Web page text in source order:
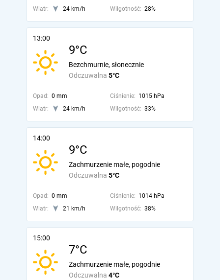
Wiatr:
24 km/h Wilgotność: 28%
13:00
9°C
Odczuwalna 5°C
Bezchmurnie, słonecznie
Opad: 0 mm Ciśnienie: 1015 hPa
Wiatr:
24 km/h Wilgotność: 33%
14:00
9°C
Odczuwalna 5°C
Zachmurzenie małe, pogodnie
Opad: 0 mm Ciśnienie: 1014 hPa
Wiatr:
21 km/h Wilgotność: 38%
15:00
7°C
Odczuwalna 4°C
Zachmurzenie małe, pogodnie